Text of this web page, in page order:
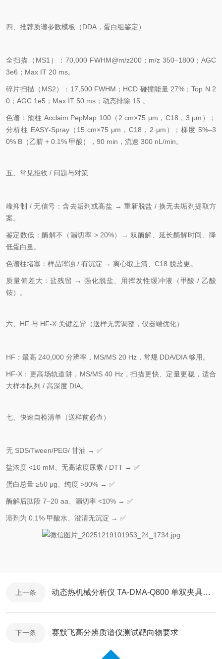
四、推荐质谱参数模板（DDA，蛋白组鉴定）
全扫描（MS1）： 70,000 FWHM@m/z200 ；m/z 350–1800；AGC
3e6；Max IT 20 ms。
碎片扫描（MS2）： 17,500 FWHM ；HCD 碰撞能量 27%；Top N 2
0；AGC 1e5；Max IT 50 ms；动态排除 15 。
色谱：预柱 Acclaim PepMap 100（2 cm×75 μm，C18，3 μm）；
分析柱 EASY‑Spray（15 cm×75 μm，C18，2 μm）；梯度 5%–3
0% B（乙腈 + 0.1% 甲酸），90 min，流速 300 nL/min。
五、常见拒收 / 问题与对策
峰抑制 / 无信号：含去垢剂或高盐 → 重新脱盐 / 换无去垢剂提取方
案。
鉴定数低：酶解不（漏切率 > 20%）→ 双酶解、延长酶解时间、降
低蛋白量。
色谱柱堵塞：样品浑浊 / 有沉淀 → 离心取上清、C18 脱盐更。
质量偏差大：盐残留 → 强化脱盐、用挥发性缓冲液（甲酸 / 乙酸
铵）。
六、HF 与 HF‑X 关键差异（送样无需调整，仪器端优化）
HF：最高 240,000 分辨率，MS/MS 20 Hz，常规 DDA/DIA 够用。
HF‑X：更高场轨道阱，MS/MS 40 Hz，扫描更快、定量更稳，适合
大样本队列 / 高深度 DIA。
七、快速自检清单（送样前必查）
无 SDS/Tween/PEG/ 甘油 → ✅
盐浓度 <10 mM、无高浓度尿素 / DTT → ✅
蛋白总量 ≥50 μg、纯度 >80% → ✅
酶解后肽段 7–20 aa、漏切率 <10% → ✅
溶剂为 0.1% 甲酸水、澄清无沉淀 → ✅
上一条 动态热机械分析仪 TA-DMA-Q800 单双夹具应对标准品数值
下一条 赛默飞高分辨质谱仪测试靶向物要求